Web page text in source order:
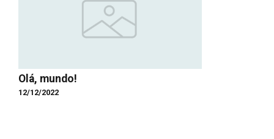
Olá, mundo!
12/12/2022